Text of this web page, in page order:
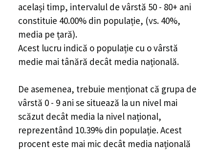
același timp, intervalul de vârstă 50 - 80+ ani
constituie 40.00% din populație, (vs. 40%,
media pe țară).
Acest lucru indică o populație cu o vârstă
medie mai tânără decât media națională.
De asemenea, trebuie menționat că grupa de
vârstă 0 - 9 ani se situează la un nivel mai
scăzut decât media la nivel național,
reprezentând 10.39% din populație. Acest
procent este mai mic decât media națională